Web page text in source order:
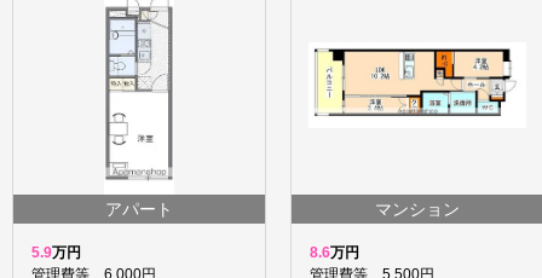
アパート
5.9万円
管理費等 6,000円
マンション
8.6万円
管理費等 5,500円